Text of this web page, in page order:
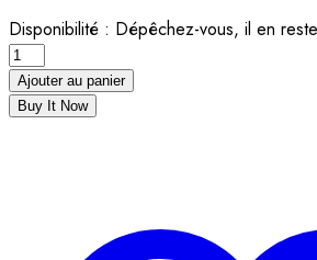
Disponibilité : Dépêchez-vous, il en
Ajouter au panier
Buy It Now